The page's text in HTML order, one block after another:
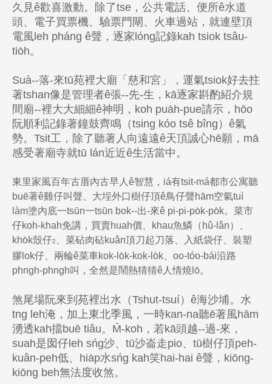
久見ê歡喜激動。除了tse，公共電話、便所ê水道
頭、電子買票機、驗票門閘、火車過站，就連壁頂
電風leh pháng ê聲，逐家lóng記錄kah tsiok tsâu-
tio̍h。
Suà--落-來tū苑裡大廟「慈和宮」，運氣tsiok好去拄
著tshan像是管理者ê張--先-生，kā逐家斟酌紹介規
間廟--裡大大細細ê神明，koh pua̍h-pue請示，hōo
阮順利記錄著鐘鼓齊鳴（tsing kóo tsê bîng）ê氣
勢。Tsit工，除了聽著人向遠遠ê天頂誠心hē願，mā
感受著廟寺就tū lán近近ê生活當中。
東里家風百年古厝內古早人ê智慧，iá有tsit-má都市公寓聽
buē著ê雞仔叫聲、大埕外口樹仔頂ê鳥仔聲hām空氣tuì
làm塗內底一tsūn一tsūn bok--出-來ê pi-pi-po̍k-po̍k。菜市
仔koh-khah免講，買賣huah價、khau魚鱗（hû-lân）、
kho̍k殼仔2
、菜砧肉砧kuân頂刀起刀落、入紙袋仔、裝塑
膠lok仔、兩輪ê菜車kok-lo̍k-kok-lo̍k、oo-tóo-bái沿路
phngh-phngh叫，全然是鬧熱猜猜ê人情燒lō。
煞尾場阮來到苑裡出水（Tshut-tsuí）ê海沙埔。水
tng leh淹，加上東北季風，一時kan-na聽ē著風hām
湧透kah擋buē tiâu。M̄-koh，若kā頭越--過-來，
suah是囡仔leh sńg沙、tū沙崙走pio、tū樹仔頂peh-
kuân-peh低、hia̍p水sńg kah笑hai-hai ê聲，kiōng-
kiōng beh無法度收煞。